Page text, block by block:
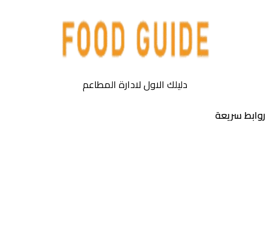
دليلك الاول لادارة المطاعم
سريعة